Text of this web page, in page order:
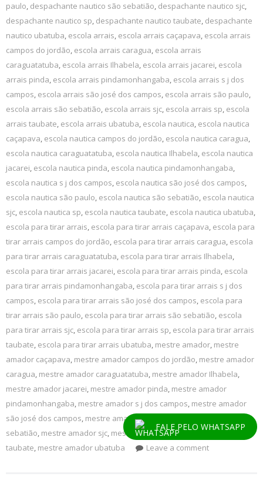
FALE PELO WHATSAPP
paulo, despachante nautico são sebatião, despachante nautico sjc,
despachante nautico sp, despachante nautico taubate, despachante
nautico ubatuba, escola arrais, escola arrais caçapava, escola arrais
campos do jordão, escola arrais caragua, escola arrais
caraguatatuba, escola arrais Ilhabela, escola arrais jacarei, escola
arrais pinda, escola arrais pindamonhangaba, escola arrais s j dos
campos, escola arrais são josé dos campos, escola arrais são paulo,
escola arrais são sebatião, escola arrais sjc, escola arrais sp, escola
arrais taubate, escola arrais ubatuba, escola nautica, escola nautica
caçapava, escola nautica campos do jordão, escola nautica caragua,
escola nautica caraguatatuba, escola nautica Ilhabela, escola nautica
jacarei, escola nautica pinda, escola nautica pindamonhangaba,
escola nautica s j dos campos, escola nautica são josé dos campos,
escola nautica são paulo, escola nautica são sebatião, escola nautica
sjc, escola nautica sp, escola nautica taubate, escola nautica ubatuba,
escola para tirar arrais, escola para tirar arrais caçapava, escola para
tirar arrais campos do jordão, escola para tirar arrais caragua, escola
para tirar arrais caraguatatuba, escola para tirar arrais Ilhabela,
escola para tirar arrais jacarei, escola para tirar arrais pinda, escola
para tirar arrais pindamonhangaba, escola para tirar arrais s j dos
campos, escola para tirar arrais são josé dos campos, escola para
tirar arrais são paulo, escola para tirar arrais são sebatião, escola
para tirar arrais sjc, escola para tirar arrais sp, escola para tirar arrais
taubate, escola para tirar arrais ubatuba, mestre amador, mestre
amador caçapava, mestre amador campos do jordão, mestre amador
caragua, mestre amador caraguatatuba, mestre amador Ilhabela,
mestre amador jacarei, mestre amador pinda, mestre amador
pindamonhangaba, mestre amador s j dos campos, mestre amador
são josé dos campos, mestre amador são paulo
mestre amador são
sebatião, mestre amador sjc, mestre amador sp, mestre amador
taubate, mestre amador ubatuba Leave a comment